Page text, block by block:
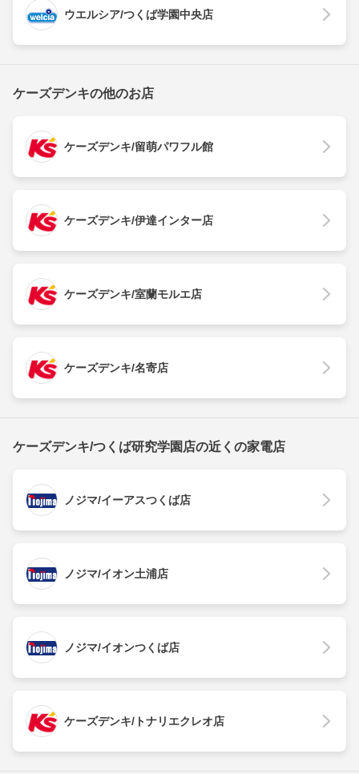
ウエルシア/つくば学園中央店
ケーズデンキの他のお店
ケーズデンキ/留萌パワフル館
ケーズデンキ/伊達インター店
ケーズデンキ/室蘭モルエ店
ケーズデンキ/名寄店
ケーズデンキ/つくば研究学園店の近くの家電店
ノジマ/イーアスつくば店
ノジマ/イオン土浦店
ノジマ/イオンつくば店
ケーズデンキ/トナリエクレオ店